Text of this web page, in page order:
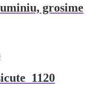
grosime
1120